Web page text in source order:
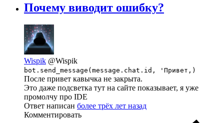
Почему виводит ошибку?
Wispik @Wispik
bot.send_message(message.chat.id, 'Привет,)
После привет кавычка не закрыта.
Это даже подсветка тут на сайте показывает, я уже
промолчу про IDE
Ответ написан более трёх лет назад
Комментировать